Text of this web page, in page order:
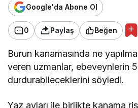
Google'da Abone Ol
0 Paylaş Beğen
Burun kanamasında ne
veren uzmanlar, ebeveynlerin 5
durdurabileceklerini söyledi.
Yaz ayları ile birlikte kanama